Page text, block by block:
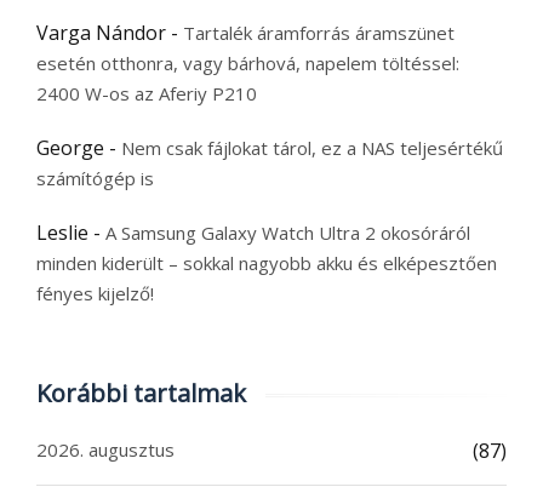
Varga Nándor - Tartalék áramforrás áramszünet
esetén otthonra, vagy bárhová, napelem töltéssel:
2400 W-os az Aferiy P210
George - Nem csak fájlokat tárol, ez a NAS teljesértékű
számítógép is
Leslie - A Samsung Galaxy Watch Ultra 2 okosóráról
minden kiderült – sokkal nagyobb akku és elképesztően
fényes kijelző!
Korábbi tartalmak
2026. augusztus (87)